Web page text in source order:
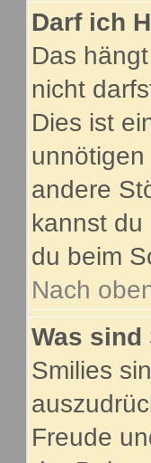
Darf ich
Das
nicht
Dies ist
andere
kannst
du beim
Nach
Was sind
Smilies
Freude